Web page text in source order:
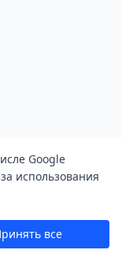
Google
использования
все